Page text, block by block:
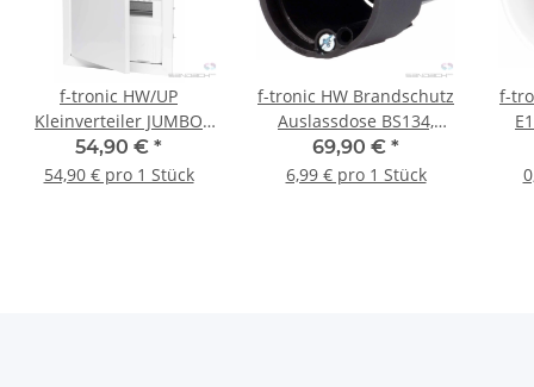
f-tronic HW/UP
Kleinverteiler JUMBO
24+4, 2-reihig
54,90 € *
54,90 € pro 1 Stück
f-tronic HW Brandschutz
Auslassdose BS134,
55mm tief, 10 Stück
69,90 € *
6,99 € pro 1 Stück
f-